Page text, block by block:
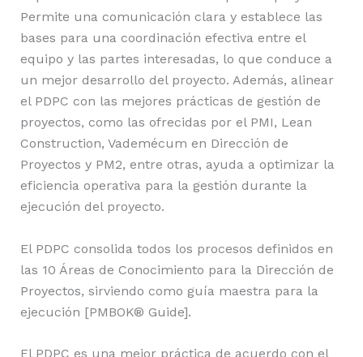
Permite una comunicación clara y establece las
bases para una coordinación efectiva entre el
equipo y las partes interesadas, lo que conduce a
un mejor desarrollo del proyecto. Además, alinear
el PDPC con las mejores prácticas de gestión de
proyectos, como las ofrecidas por el PMI, Lean
Construction, Vademécum en Dirección de
Proyectos y PM2, entre otras, ayuda a optimizar la
eficiencia operativa para la gestión durante la
ejecución del proyecto.
El PDPC consolida todos los procesos definidos en
las 10 Áreas de Conocimiento para la Dirección de
Proyectos, sirviendo como guía maestra para la
ejecución [PMBOK® Guide].
El PDPC es una mejor práctica de acuerdo con el